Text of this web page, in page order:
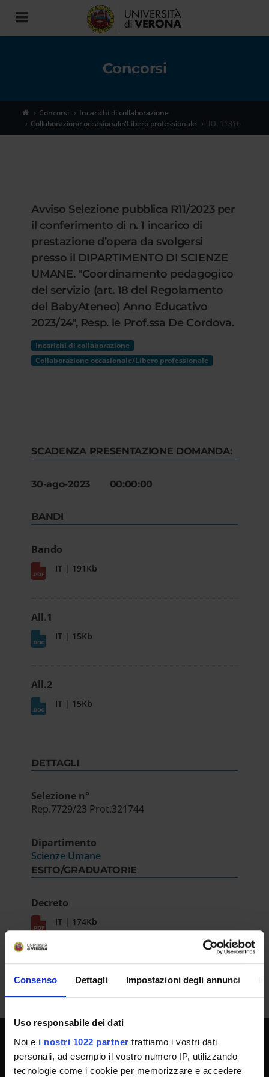
Consenso Dettagli Impostazioni degli annunci
Uso responsabile dei dati
Noi e i nostri 1022 partner trattiamo i vostri dati
personali, ad esempio il vostro numero IP, utilizzando
tecnologie come i cookie per memorizzare e accedere
Toggle
navigation
Concorsi
Concorsi
Incarichi di collaborazione
Collaborazione occasionale/Libero professionale
ID. 11816
Avviso Selezione pubblica R11/2023 per
il conferimento di n. 1 incarico di
prestazione d’opera da svolgersi
presso il DIPARTIMENTO DI SCIENZE
UMANE. "Coordinamento pedagogico
del servizio (art. 18 del Regolamento
del BabyAteneo) Anno Educativo
2023/24", Resp. le Prof.ssa De Cordova.
Incarichi di collaborazione
Collaborazione occasionale/Libero professionale
SCADENZA PRESENTAZIONE DOMANDA:
30-ago-2023 00:00:00
BANDI
Bando
IT | 191Kb
All.1
IT | 15Kb
All.2
IT | 15Kb
DETTAGLI
Selezione n°
Rep.7729/23 Prot.321744
Dipartimento
Scienze Umane
ESITO/GRADUATORIE
Decreto
IT | 174Kb
SPORTELLO ATENEO